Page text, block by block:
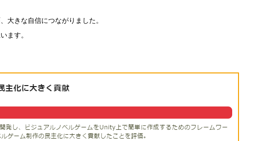
大きな自信につながりました。
ます。